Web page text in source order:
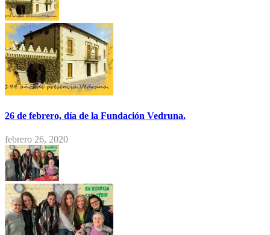
26 de febrero, día de la Fundación Vedruna.
febrero 26, 2020